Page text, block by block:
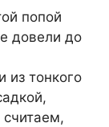
попой
довели до
из тонкого